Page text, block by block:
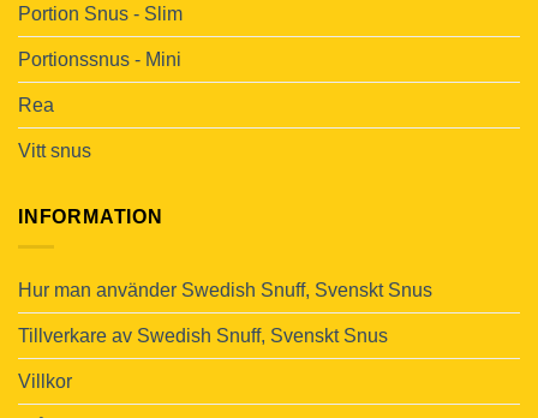
Portion Snus - Slim
Portionssnus - Mini
Rea
Vitt snus
INFORMATION
Hur man använder Swedish Snuff, Svenskt Snus
Tillverkare av Swedish Snuff, Svenskt Snus
Villkor